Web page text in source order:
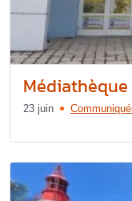
Médiathèque
23 juin